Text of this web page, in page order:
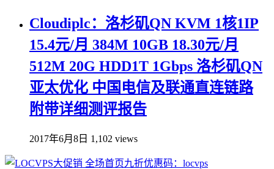
Cloudiplc：洛杉矶QN KVM 1核1IP
15.4元/月 384M 10GB 18.30元/月
512M 20G HDD1T 1Gbps 洛杉矶QN
亚太优化 中国电信及联通直连链路
附带详细测评报告
2017年6月8日 1,102 views